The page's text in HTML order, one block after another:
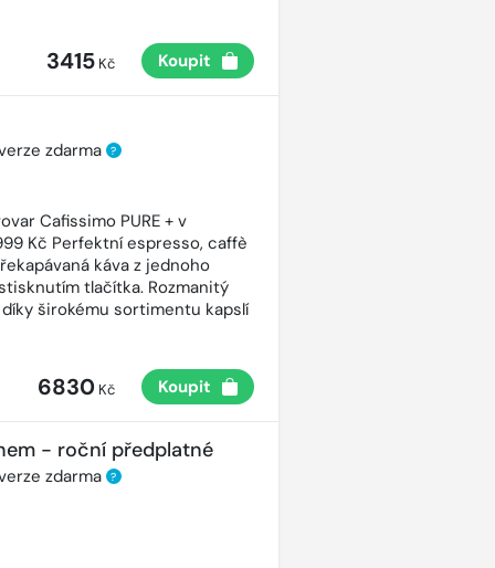
3415Kč Koupit
zdarma ?
Cafissimo PURE + v
Kč Perfektní espresso, caffè
káva z jednoho
tlačítka. Rozmanitý
širokému sortimentu kapslí
6830Kč Koupit
- roční předplatné
zdarma ?